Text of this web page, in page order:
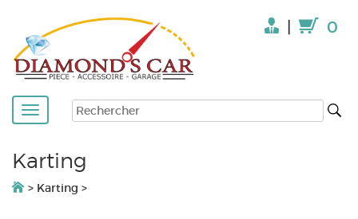
| 0
Karting
> Karting >